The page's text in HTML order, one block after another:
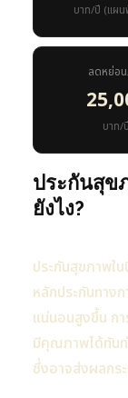
บาท/ปี (แผ
ลดหย่อ
บาท/ปี
ประกันสุข
ยังไง?
ประกันสุขภาพใ
หลักประกันทาง
แน่นอนสูงขึ้น กา
มีคุณภาพได้ทันท่
ซึ่งอาจส่งผลกร